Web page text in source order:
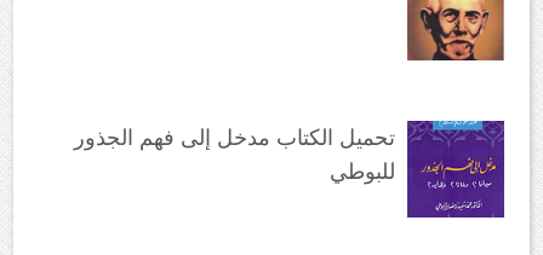
تحميل الكتاب مدخل إلى فهم الجذور
للبوطي